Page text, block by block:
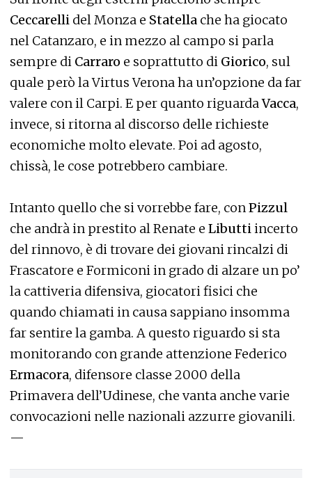
Ceccarelli del Monza e Statella che ha giocato
nel Catanzaro, e in mezzo al campo si parla
sempre di Carraro e soprattutto di Giorico, sul
quale però la Virtus Verona ha un’opzione da far
valere con il Carpi. E per quanto riguardaVacca,
invece, si ritorna al discorso delle richieste
economiche molto elevate. Poi ad agosto,
chissà, le cose potrebbero cambiare.
Intanto quello che si vorrebbe fare, conPizzul
che andrà in prestito al Renate e Libuttiincerto
del rinnovo, è di trovare dei giovani rincalzi di
Frascatore e Formiconi in grado di alzare un po’
la cattiveria difensiva, giocatori fisici che
quando chiamati in causa sappiano insomma
far sentire la gamba. A questo riguardo si sta
monitorando con grande attenzione Federico
Ermacora, difensore classe 2000 della
Primavera dell’Udinese, che vanta anche varie
convocazioni nelle nazionali azzurre giovanili.
—